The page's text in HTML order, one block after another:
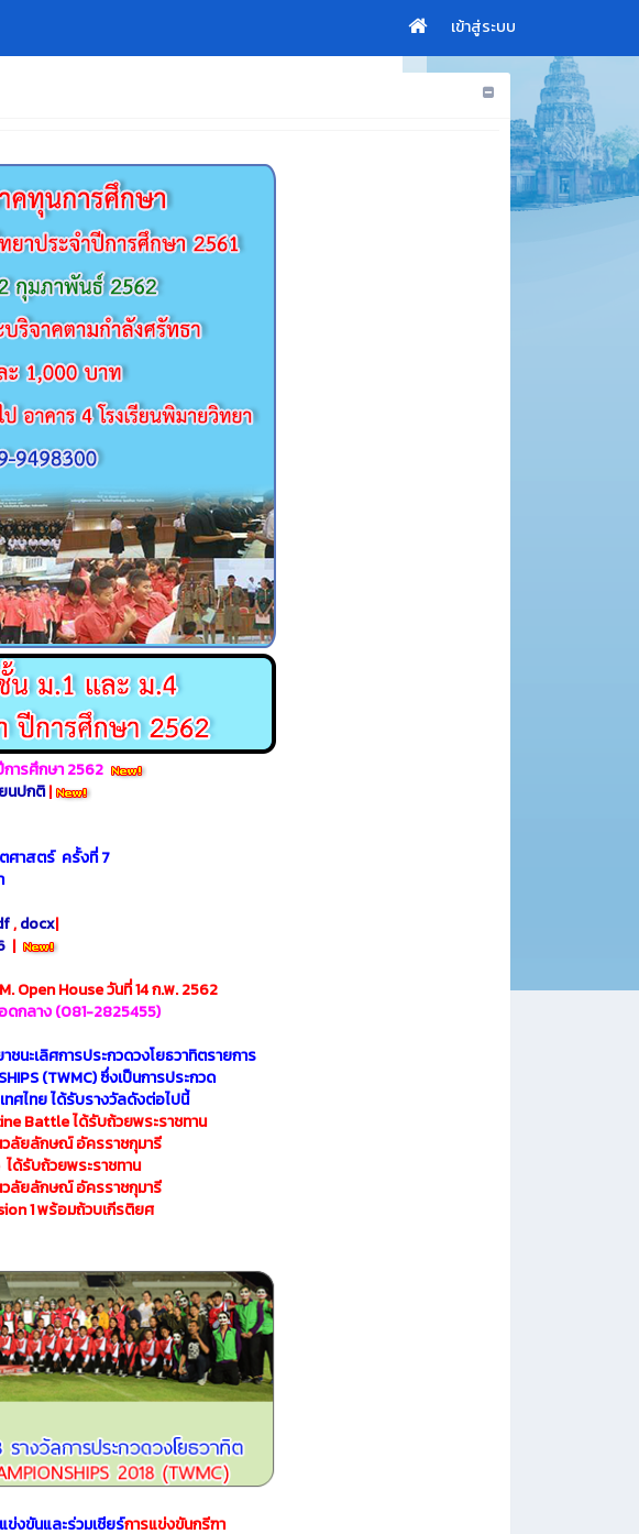
เข้าสู่ระบบ
การศึกษา 2562
นปกติ|
ศาสตร์ ครั้งที่ 7
,docx|
|
Open House วันที่ 14 ก.พ. 2562
กลาง (081-2825455)
นะเลิศการประกวดวงโยธวาทิตรายการ
(TWMC) ซึ่งเป็นการประกวด
ทศไทย ได้รับรางวัลดังต่อไปนี้
Battle ได้รับถ้วยพระราชทาน
ลัยลักษณ์ อัครราชกุมารี
ด้รับถ้วยพระราชทาน
ยลักษณ์ อัครราชกุมารี
1 พร้อมถ้วบเกีรติยศ
ข่งขันและร่วมเชียร์การแข่งขันกรีฑา